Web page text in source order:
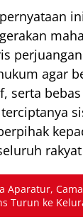
agar
serta
Aparatur,
Turun ke